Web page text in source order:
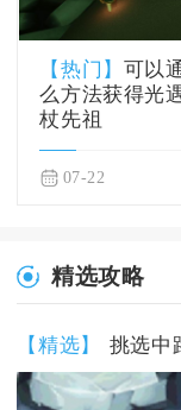
【热门】 可以
么方法获得光
杖先祖
07-22
精选攻略
【精选】 挑选中